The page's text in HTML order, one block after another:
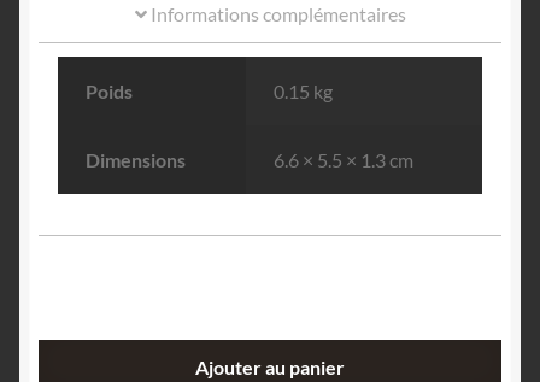
Informations complémentaires
Poids 0.15 kg
Dimensions 6.6 × 5.5 × 1.3 cm
Ajouter au panier